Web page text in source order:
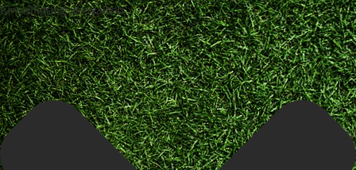
Einwilligung verwalten